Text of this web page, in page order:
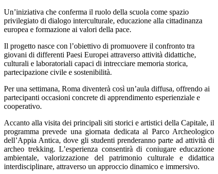
Un’iniziativa che conferma il ruolo della scuola come spazio
privilegiato di dialogo interculturale, educazione alla cittadinanza
europea e formazione ai valori della pace.
Il progetto nasce con l’obiettivo di promuovere il confronto tra
giovani di differenti Paesi Europei attraverso attività didattiche,
culturali e laboratoriali capaci di intrecciare memoria storica,
partecipazione civile e sostenibilità.
Per una settimana, Roma diventerà così un’aula diffusa, offrendo ai
partecipanti occasioni concrete di apprendimento esperienziale e
cooperativo.
Accanto alla visita dei principali siti storici e artistici della Capitale, il
programma prevede una giornata dedicata al Parco Archeologico
dell’Appia Antica, dove gli studenti prenderanno parte ad attività di
archeo trekking. L’esperienza consentirà di coniugare educazione
ambientale, valorizzazione del patrimonio culturale e didattica
interdisciplinare, attraverso un approccio dinamico e immersivo.